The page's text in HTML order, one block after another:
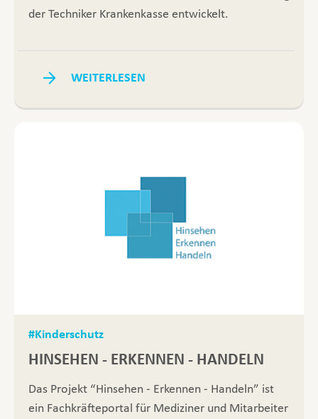
der Techniker Krankenkasse entwickelt.
WEITERLESEN
#Kinderschutz
HINSEHEN - ERKENNEN - HANDELN
Das Projekt “Hinsehen - Erkennen - Handeln” ist
ein Fachkräfteportal für Mediziner und Mitarbeiter